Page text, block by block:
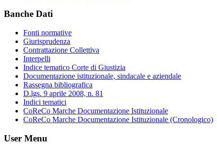
Banche Dati
Fonti normative
Giurisprudenza
Contrattazione Collettiva
Interpelli
Indice tematico Corte di Giustizia
Documentazione istituzionale, sindacale e aziendale
Rassegna bibliografica
D.lgs. 9 aprile 2008, n. 81
Indici tematici
CoReCo Marche Documentazione Istituzionale
CoReCo Marche Documentazione Istituzionale (Cronologico)
User Menu